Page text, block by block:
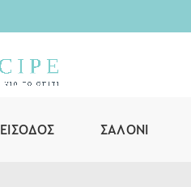
ΕΊΣΟΔΟΣ ΣΑΛΌΝΙ